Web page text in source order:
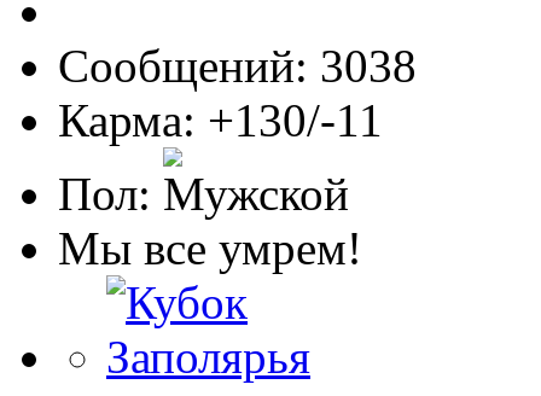
Сообщений: 3038
Карма: +130/-11
Пол:
Мы все умрем!